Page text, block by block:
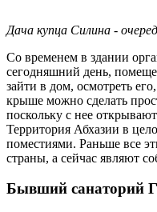
Дача купца Силина -
Со временем в здании
сегодняшний день,
зайти в дом, осмотреть
крыше можно сделать
поскольку с нее
Территория Абхазии в
поместиями. Раньше все
страны, а сейчас являют
Бывший санаторий